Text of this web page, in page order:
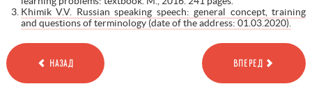
Khimik V.V. Russian speaking speech: general concept, training
and questions of terminology (date of the address: 01.03.2020).
НАЗАД ВПЕРЕД